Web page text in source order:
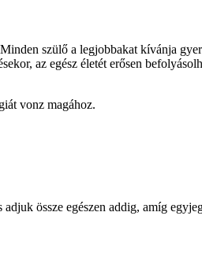
szülő a legjobbakat kívánja
az egész életét erősen
vonz magához.
össze egészen addig, amíg